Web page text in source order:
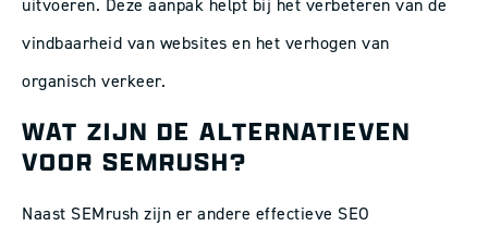
uitvoeren. Deze aanpak helpt bij het verbeteren van de
vindbaarheid van websites en het verhogen van
organisch verkeer.
WAT ZIJN DE ALTERNATIEVEN
VOOR SEMRUSH?
Naast SEMrush zijn er andere effectieve SEO